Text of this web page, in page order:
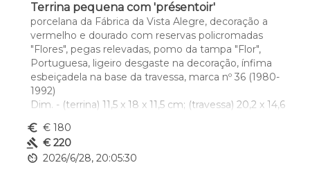
Terrina pequena com 'présentoir'
porcelana da Fábrica da Vista Alegre, decoração a
vermelho e dourado com reservas policromadas
"Flores", pegas relevadas, pomo da tampa "Flor",
Portuguesa, ligeiro desgaste na decoração, ínfima
esbeiçadela na base da travessa, marca nº 36 (1980-
1992)
Dim. - (terrina) 11,5 x 18 x 11,5 cm; (travessa) 20,2 x 14,6
euro_symbol € 180
gavel € 220
av_timer 2026/6/28, 20:05:30